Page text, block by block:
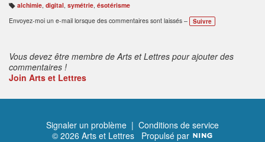
B
ali
s
alchimie, digital, symétrie, ésotérisme
Envoyez-moi un e-mail lorsque des commentaires sont laissés –
Suivre
Vous devez être membre de Arts et Lettres pour ajouter des
commentaires !
Join Arts et Lettres
Signaler un problème | Conditions de service
© 2026 Arts et Lettres Propulsé par